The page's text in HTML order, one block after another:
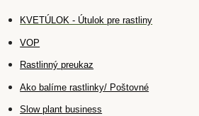
KVETÚLOK - Útulok pre rastliny
VOP
Rastlinný preukaz
Ako balíme rastlinky/ Poštovné
Slow plant business